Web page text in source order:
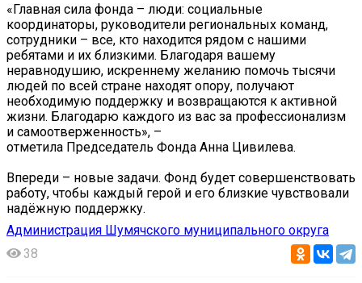
«Главная сила фонда – люди: социальные
координаторы, руководители региональных команд,
сотрудники – все, кто находится рядом с нашими
ребятами и их близкими. Благодаря вашему
неравнодушию, искреннему желанию помочь тысячи
людей по всей стране находят опору, получают
необходимую поддержку и возвращаются к активной
жизни. Благодарю каждого из вас за профессионализм
и самоотверженность», –
отметила Председатель Фонда Анна Цивилева.
Впереди – новые задачи. Фонд будет совершенствовать
работу, чтобы каждый герой и его близкие чувствовали
надёжную поддержку.
Администрация Шумячского муниципального округа
38